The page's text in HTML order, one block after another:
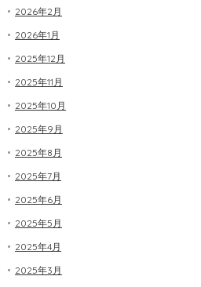
2026年2月
2026年1月
2025年12月
2025年11月
2025年10月
2025年9月
2025年8月
2025年7月
2025年6月
2025年5月
2025年4月
2025年3月